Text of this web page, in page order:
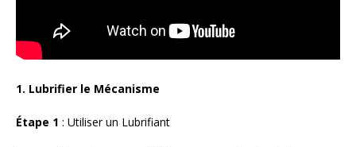
1. Lubrifier le Mécanisme
Étape 1 : Utiliser un Lubrifiant